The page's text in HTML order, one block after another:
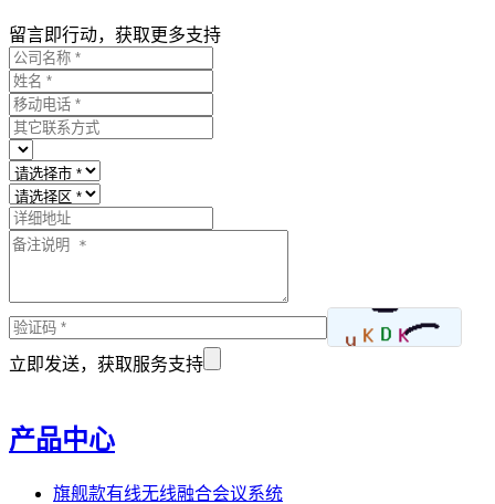
留言即行动，获取更多支持
立即发送，获取服务支持
产品中心
旗舰款有线无线融合会议系统